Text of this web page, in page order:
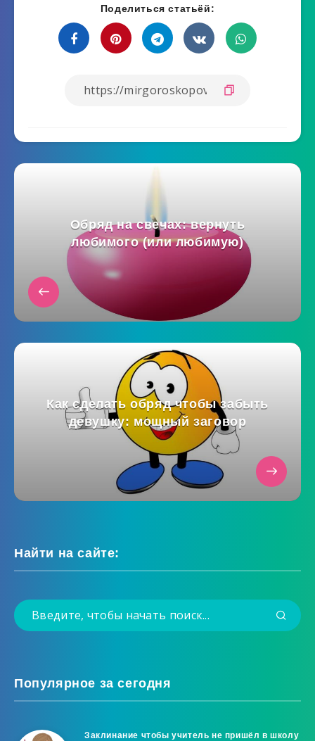
Поделиться статьёй:
Обряд на свечах: вернуть
любимого (или любимую)
Как сделать обряд чтобы забыть
девушку: мощный заговор
Найти на сайте:
Популярное за сегодня
Заклинание чтобы учитель не пришёл в школу